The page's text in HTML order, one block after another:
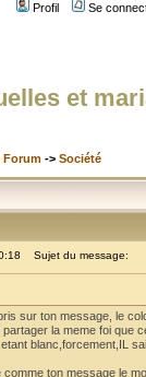
Profil
Se
et
Forum -> Société
Sujet du message:
sur ton message, le
la meme foi que
blanc,forcement,IL
comme ton message le